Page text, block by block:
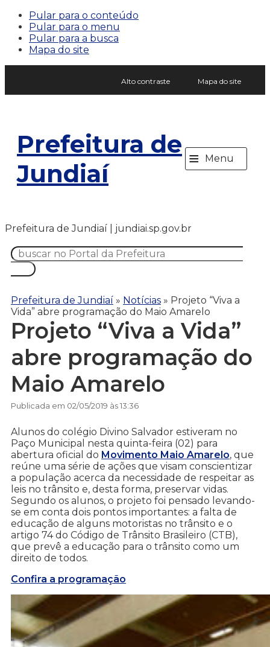
Pular para o conteúdo
Pular para o menu
Pular para a busca
Mapa do site
Alto contraste Mapa do site
Prefeitura de
Jundiaí
≡ Menu
Prefeitura de Jundiaí | jundiai.sp.gov.br
Prefeitura de Jundiaí » Notícias » Projeto “Viva a
Vida” abre programação do Maio Amarelo
Projeto “Viva a Vida”
abre programação do
Maio Amarelo
Publicada em 02/05/2019 às 13:36
Alunos do colégio Divino Salvador estiveram no
Paço Municipal nesta quinta-feira (02) para
abertura oficial do Movimento Maio Amarelo, que
reúne uma série de ações que visam conscientizar
a população acerca da necessidade de respeitar as
leis no trânsito e, desta forma, preservar vidas.
Segundo os alunos, o projeto foi pensado levando-
se em conta dois pontos importantes: a falta de
educação de alguns motoristas no trânsito e o
artigo 74 do Código de Trânsito Brasileiro (CTB),
que prevê a educação para o trânsito como um
direito de todos.
Confira a programação